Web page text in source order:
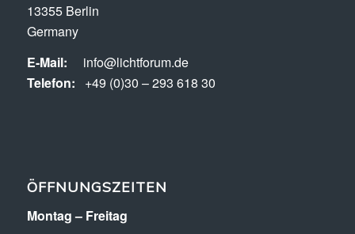
13355 Berlin
Germany
E-Mail: info@lichtforum.de
Telefon: +49 (0)30 – 293 618 30
ÖFFNUNGSZEITEN
Montag – Freitag